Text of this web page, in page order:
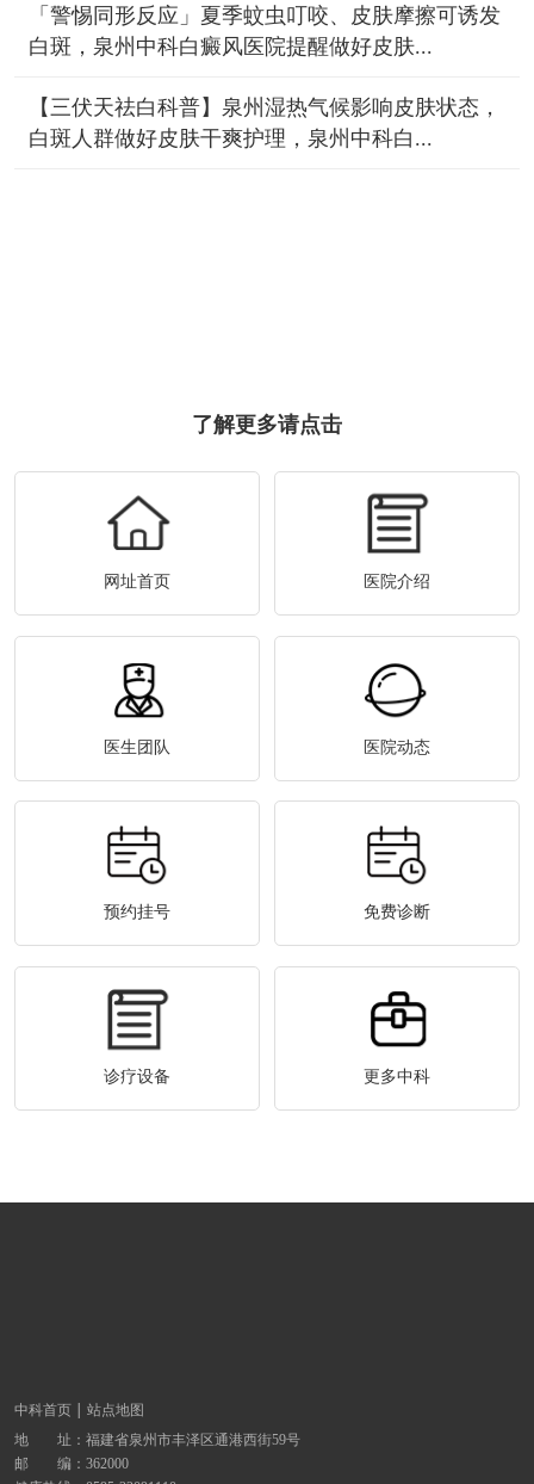
「警惕同形反应」夏季蚊虫叮咬、皮肤摩擦可诱发
白斑，泉州中科白癜风医院提醒做好皮肤...
【三伏天祛白科普】泉州湿热气候影响皮肤状态，
白斑人群做好皮肤干爽护理，泉州中科白...
了解更多请点击
网址首页 医院介绍
医生团队 医院动态
预约挂号 免费诊断
诊疗设备 更多中科
中科首页
站点地图
地 址： 福建省泉州市丰泽区通港西街59号
邮 编：362000